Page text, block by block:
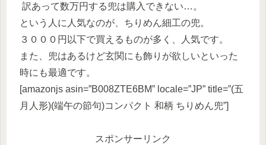
訳あって数万円する兜は購入できない…。
という人に人気なのが、ちりめん細工の兜。
３０００円以下で買えるものが多く、人気です。
また、兜はあるけど玄関にも飾りが欲しいといった
時にも最適です。
[amazonjs asin=”B008ZTE6BM” locale=”JP” title=”(五
月人形)(端午の節句)コンパクト 和柄 ちりめん兜”]
スポンサーリンク